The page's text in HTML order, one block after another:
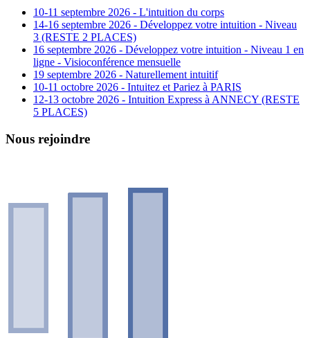
10-11 septembre 2026 - L'intuition du corps
14-16 septembre 2026 - Développez votre intuition - Niveau
3 (RESTE 2 PLACES)
16 septembre 2026 - Développez votre intuition - Niveau 1 en
ligne - Visioconférence mensuelle
19 septembre 2026 - Naturellement intuitif
10-11 octobre 2026 - Intuitez et Pariez à PARIS
12-13 octobre 2026 - Intuition Express à ANNECY (RESTE
5 PLACES)
Nous rejoindre